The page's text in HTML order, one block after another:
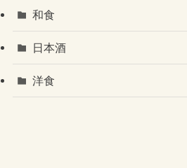
和食
日本酒
洋食